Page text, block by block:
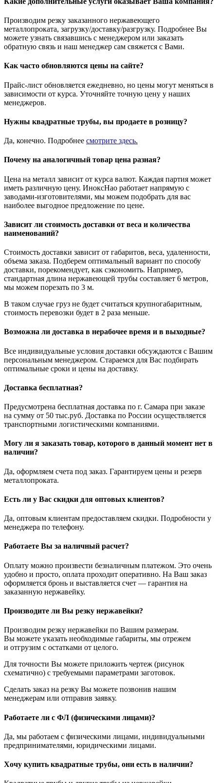
Производим резку заказанного нержавеющего
металлопроката, загрузку/доставку/разгрузку. Подробнее Вы
можете узнать связавшись с менеджером или заказать
обратную связь и наш менеджер сам свяжется с Вами.
Как часто обновляются цены на сайте?
Прайс-лист обновляется ежедневно, но цены могут меняться в
зависимости от курса. Уточняйте точную цену у наших
менеджеров.
Нужны квадратные трубы, вы продаете в розницу?
Да, конечно. Подробнее смотрите здесь.
Почему на аналогичный товар цена разная?
Цена на металл зависит от курса валют. Каждая партия может
иметь различную цену. ИноксНао работает напрямую с
заводами-изготовителями, мы можем подобрать для вас
наиболее выгодное предложение по цене.
Зависит ли стоимость доставки от веса и количества
наименований?
Стоимость доставки зависит от габаритов, веса, удаленности,
объема заказа. Подберем оптимальный вариант по способу
доставки, порекомендует, как сэкономить. Например,
стандартная длина нержавеющей трубы составляет 6 метров,
мы можем порезать по 3 м.
В таком случае груз не будет считаться крупногабаритным,
стоимость перевозки будет в 2 раза меньше.
Возможна ли доставка в нерабочее время и в выходные?
Все индивидуальные условия доставки обсуждаются с Вашим
персональным менеджером. Стараемся для Вас подбирать
оптимальные сроки и цены на доставку.
Доставка бесплатная?
Предусмотрена бесплатная доставка по г. Самара при заказе
на сумму от 50 тыс.руб. Доставка по России осуществляется
транспортными логистическими компаниями.
Могу ли я заказать товар, которого в данный момент нет в
наличии?
Да, оформляем счета под заказ. Гарантируем цены и резерв
металлопроката.
Есть ли у Вас скидки для оптовых клиентов?
Да, оптовым клиентам предоставляем скидки. Подробности у
менеджера по телефону.
Работаете Вы за наличный расчет?
Оплату можно произвести безналичным платежом. Это очень
удобно и просто, оплата проходит оперативно. На Ваш заказ
оформляется бронь и выставляется счет — гарантия на
заказанную нержавейку.
Производите ли Вы резку нержавейки?
Производим резку нержавейки по Вашим размерам.
Вы можете указать необходимые габариты, мы отрежем
и отгрузим с остатками от целого.
Для точности Вы можете приложить чертеж (рисунок
схематично) с требуемыми параметрами заготовок.
Сделать заказ на резку Вы можете позвонив нашим
менеджерам или отправив заявку.
Работаете ли с ФЛ (физическими лицами)?
Да, мы работаем с физическими лицами, индивидуальными
предпринимателями, юридическими лицами.
Хочу купить квадратные трубы, они есть в наличии?